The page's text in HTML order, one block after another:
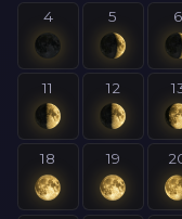
4 5 6
11 12
18 19